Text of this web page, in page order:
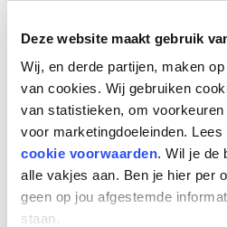
Deze website maakt gebruik
Wij, en derde partijen, maken
van cookies. Wij gebruiken
van statistieken, om
voor marketingdoeleinden.
cookie voorwaarden. Wil je de
alle vakjes aan. Ben je hier per
geen op jou afgestemde
staan.
Webmodule en
Het kabinet werkt aan een
waarmee aan de hand
een aantal vragen vooraf
vastgesteld dat geen
dienstbetrekking. In dat
webmodule een